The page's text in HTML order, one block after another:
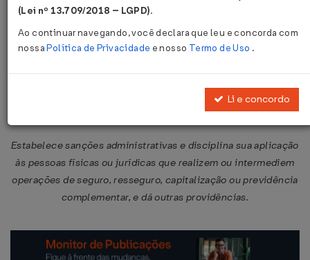
Página Inicial Legislações
Resolução CNSP nº 60 de
Estabelece sanções administrativas e disciplina sua aplicação
às pessoas físicas ou jurídicas que realizem ou intermediem
operações de seguro, resseguro, capitalização ou previdência
complementar, e dá outras providências.
(Lei nº 13.709/2018 – LGPD).
Ao continuar navegando, você declara que leu e concorda com
nossaPolítica de Privacidade e nosso Termo de Uso .
Li e concordo